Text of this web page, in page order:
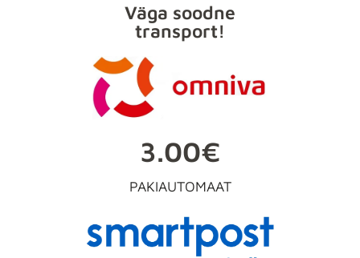
Väga soodne
transport!
3.00€
PAKIAUTOMAAT